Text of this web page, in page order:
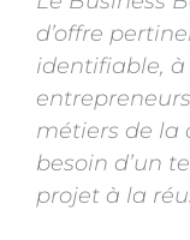
d’offre
identifiable,
métiers de la
besoin d’un
projet à la